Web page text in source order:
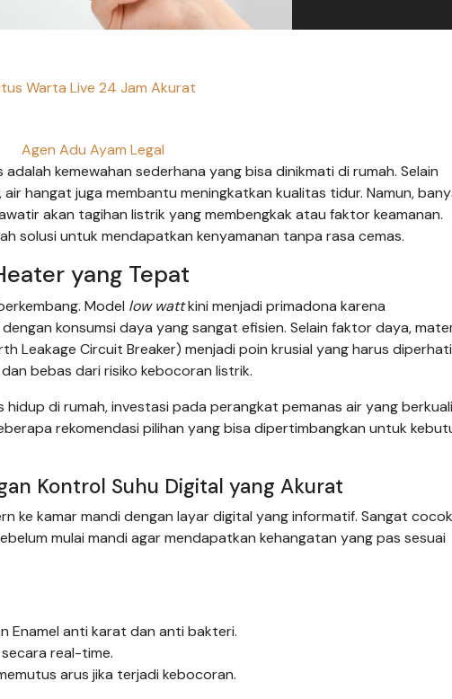
Warta Live 24 Jam Akurat
Agen Adu Ayam Legal
kemewahan sederhana yang bisa dinikmati di rumah. Selain
hangat juga membantu meningkatkan kualitas tidur. Namun,
akan tagihan listrik yang membengkak atau faktor keamanan.
solusi untuk mendapatkan kenyamanan tanpa rasa cemas.
yang Tepat
Model low wattkini menjadi primadona karena
konsumsi daya yang sangat efisien. Selain faktor daya,
Leakage Circuit Breaker) menjadi poin krusial yang harus
bebas dari risiko kebocoran listrik.
hidup di rumah, investasi pada perangkat pemanas air yang
rekomendasi pilihan yang bisa dipertimbangkan untuk
Kontrol Suhu Digital yang Akurat
ke kamar mandi dengan layar digital yang informatif. Sangat
mulai mandi agar mendapatkan kehangatan yang pas sesuai
Enamel anti karat dan anti bakteri.
real-time.
arus jika terjadi kebocoran.